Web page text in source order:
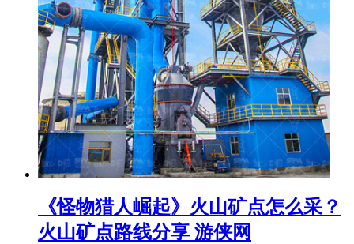
《怪物猎人崛起》火山矿点怎么采？
火山矿点路线分享 游侠网